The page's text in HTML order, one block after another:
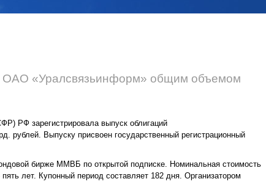
ОАО «Уралсвязьинформ» общим объемом
РФ зарегистрировала выпуск облигаций
Выпуску присвоен государственный регистрационный
бирже ММВБ по открытой подписке. Номинальная стоимость
лет. Купонный период составляет 182 дня. Организатором